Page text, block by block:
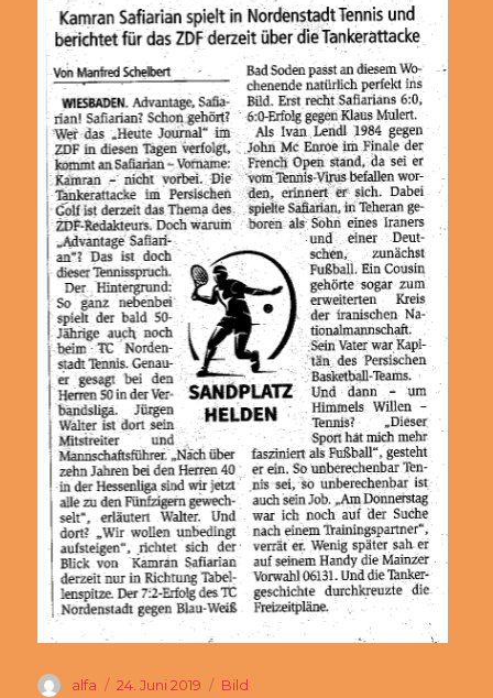
Autor
alfa
Veröffentlicht
24. Juni 2019 Format
Bild